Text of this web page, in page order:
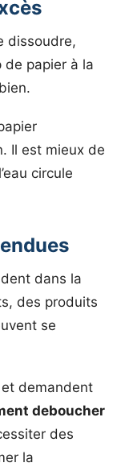
dissoudre,
de papier à la
Il est mieux de
circule
dans la
des produits
se
demandent
deboucher
des
la